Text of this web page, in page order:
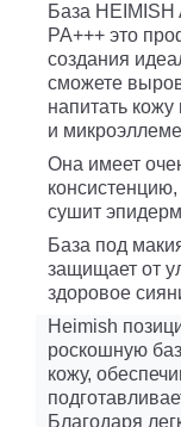
База
PA+++ это
создания
сможете
напитать
и
Она имеет
сушит
База под
защищает от
здоровое
Heimish
роскошную
кожу,
Благодаря